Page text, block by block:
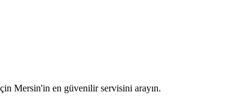
Mersin'in en güvenilir servisini arayın.